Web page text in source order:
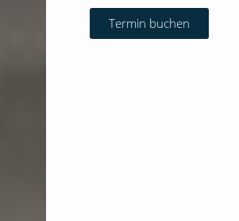
Termin buchen